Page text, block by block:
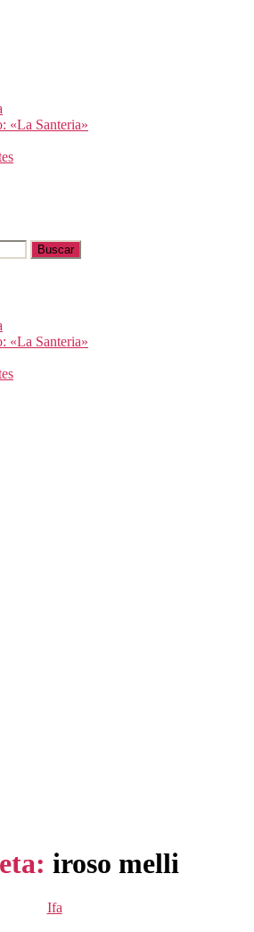
«La Santeria»
«La Santeria»
iroso melli
Categorías
Ifa